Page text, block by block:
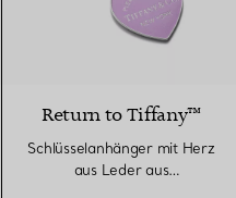
Return to Tiffany™
Schlüsselanhänger mit Herz
aus Leder aus